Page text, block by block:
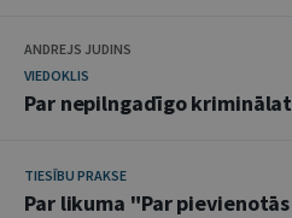
ANDREJS JUDINS
VIEDOKLIS
Par nepilngadīgo
TIESĪBU PRAKSE
Par likuma "Par